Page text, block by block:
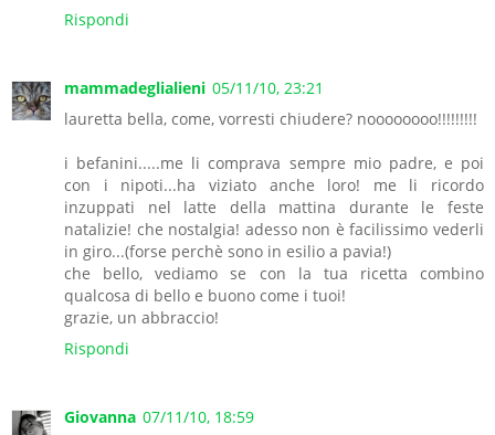
Rispondi
mammadeglialieni 05/11/10, 23:21
lauretta bella, come, vorresti chiudere? noooooooo!!!!!!!!!
i befanini.....me li comprava sempre mio padre, e poi
con i nipoti...ha viziato anche loro! me li ricordo
inzuppati nel latte della mattina durante le feste
natalizie! che nostalgia! adesso non è facilissimo vederli
in giro...(forse perchè sono in esilio a pavia!)
che bello, vediamo se con la tua ricetta combino
qualcosa di bello e buono come i tuoi!
grazie, un abbraccio!
Rispondi
Giovanna 07/11/10, 18:59